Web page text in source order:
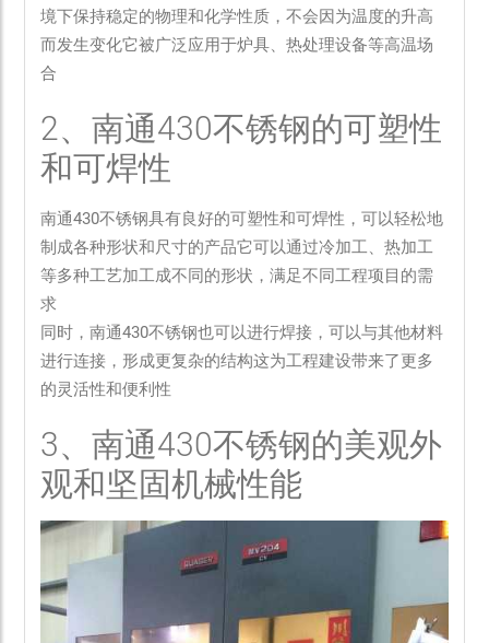
境下保持稳定的物理和化学性质，不会因为温度的升高
而发生变化它被广泛应用于炉具、热处理设备等高温场
合
2、南通430不锈钢的可塑性
和可焊性
南通430不锈钢具有良好的可塑性和可焊性，可以轻松地
制成各种形状和尺寸的产品它可以通过冷加工、热加工
等多种工艺加工成不同的形状，满足不同工程项目的需
求
同时，南通430不锈钢也可以进行焊接，可以与其他材料
进行连接，形成更复杂的结构这为工程建设带来了更多
的灵活性和便利性
3、南通430不锈钢的美观外
观和坚固机械性能